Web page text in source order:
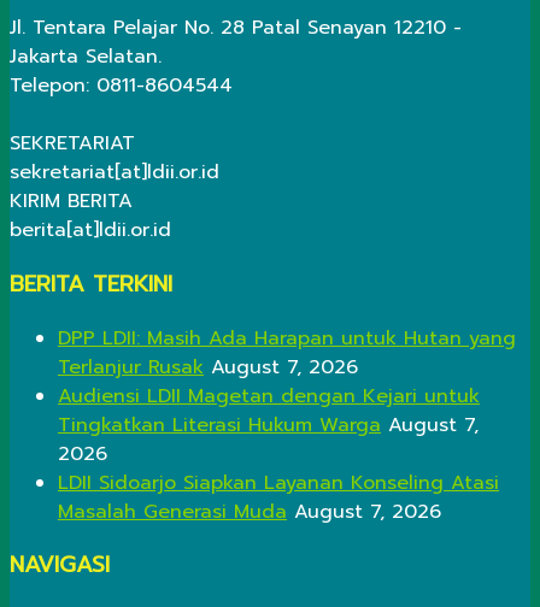
Jl. Tentara Pelajar No. 28 Patal Senayan 12210 -
Jakarta Selatan.
Telepon: 0811-8604544
SEKRETARIAT
sekretariat[at]ldii.or.id
KIRIM BERITA
berita[at]ldii.or.id
BERITA TERKINI
DPP LDII: Masih Ada Harapan untuk Hutan yang
Terlanjur Rusak August 7, 2026
Audiensi LDII Magetan dengan Kejari untuk
Tingkatkan Literasi Hukum Warga August 7,
2026
LDII Sidoarjo Siapkan Layanan Konseling Atasi
Masalah Generasi Muda August 7, 2026
NAVIGASI